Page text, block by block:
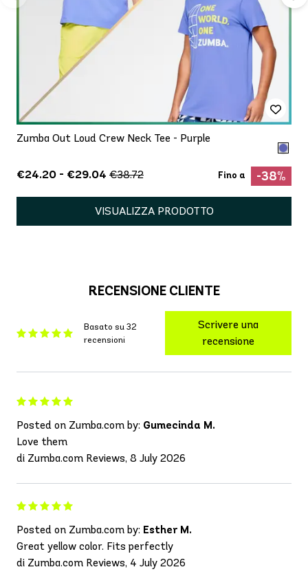
Zumba Out Loud Crew Neck Tee - Purple
€24.20 - €29.04 €38.72 Fino a -38%
VISUALIZZA PRODOTTO
RECENSIONE CLIENTE
Basato su 32
recensioni
Scrivere una
recensione
Posted on Zumba.com by: Gumecinda M.
Love them
di Zumba.com Reviews, 8 July 2026
Posted on Zumba.com by: Esther M.
Great yellow color. Fits perfectly
di Zumba.com Reviews, 4 July 2026